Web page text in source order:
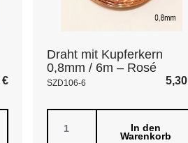
€
Draht mit Kupferkern
0,8mm / 6m – Rosé
SZD106-6 5,30
In den
Warenkorb